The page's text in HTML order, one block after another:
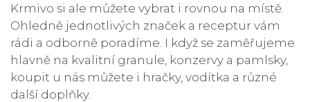
Krmivo si ale můžete vybrat i rovnou na místě.
Ohledně jednotlivých značek a receptur vám
rádi a odborně poradíme. I když se zaměřujeme
hlavně na kvalitní granule, konzervy a pamlsky,
koupit u nás můžete i hračky, vodítka a různé
další doplňky.